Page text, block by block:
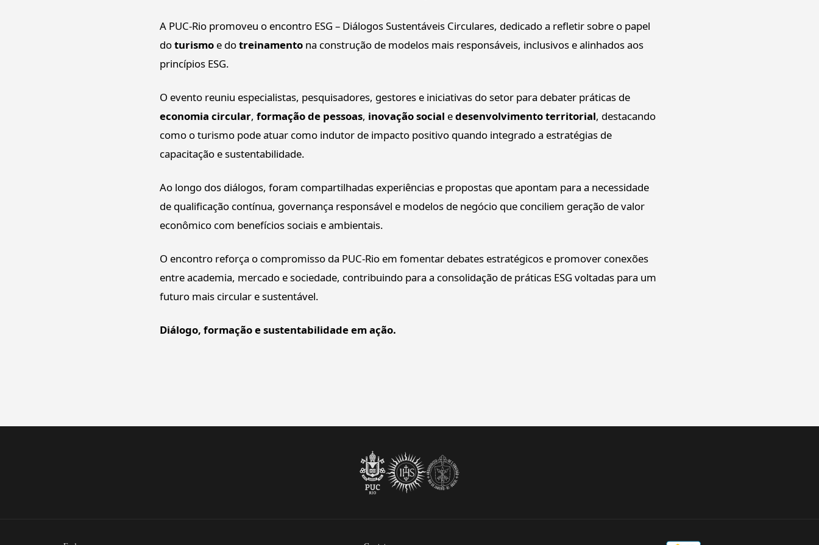
A PUC-Rio promoveu o encontro ESG – Diálogos Sustentáveis Circulares, dedicado a refletir sobre o papel
doturismo e dotreinamento na construção de modelos mais responsáveis, inclusivos e alinhados aos
princípios ESG.
O evento reuniu especialistas, pesquisadores, gestores e iniciativas do setor para debater práticas de
economia circular, formação de pessoas, inovação social edesenvolvimento territorial, destacando
como o turismo pode atuar como indutor de impacto positivo quando integrado a estratégias de
capacitação e sustentabilidade.
Ao longo dos diálogos, foram compartilhadas experiências e propostas que apontam para a necessidade
de qualificação contínua, governança responsável e modelos de negócio que conciliem geração de valor
econômico com benefícios sociais e ambientais.
O encontro reforça o compromisso da PUC-Rio em fomentar debates estratégicos e promover conexões
entre academia, mercado e sociedade, contribuindo para a consolidação de práticas ESG voltadas para um
futuro mais circular e sustentável.
Diálogo, formação e sustentabilidade em ação.